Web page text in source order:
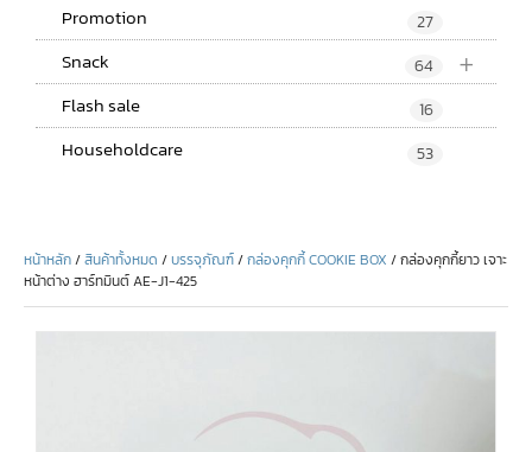
Promotion 27
+
Snack 64
Flash sale 16
Householdcare 53
หน้าหลัก/สินค้าทั้งหมด /บรรจุภัณฑ์/กล่องคุกกี้ COOKIE BOX / กล่องคุกกี้ยาว เจาะ
หน้าต่าง ฮาร์ทมินต์ AE-J1-425